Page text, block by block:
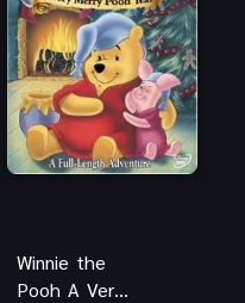
Winnie the
Pooh A Very